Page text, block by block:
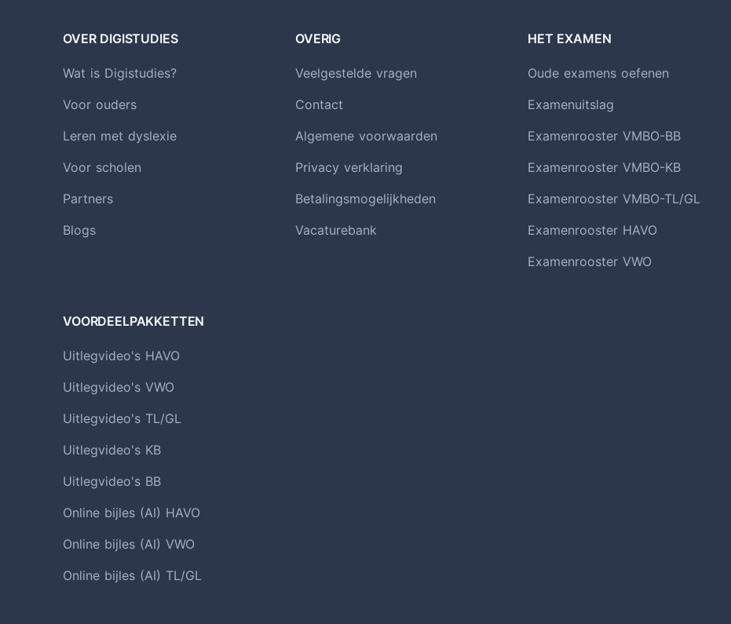
OVER DIGISTUDIES
Wat is Digistudies?
Voor ouders
Leren met dyslexie
Voor scholen
Partners
Blogs
OVERIG
Veelgestelde vragen
Contact
Algemene voorwaarden
Privacy verklaring
Betalingsmogelijkheden
Vacaturebank
HET EXAMEN
Oude examens oefenen
Examenuitslag
Examenrooster VMBO-BB
Examenrooster VMBO-KB
Examenrooster VMBO-TL/GL
Examenrooster HAVO
Examenrooster VWO
VOORDEELPAKKETTEN
Uitlegvideo's HAVO
Uitlegvideo's VWO
Uitlegvideo's TL/GL
Uitlegvideo's KB
Uitlegvideo's BB
Online bijles (AI) HAVO
Online bijles (AI) VWO
Online bijles (AI) TL/GL